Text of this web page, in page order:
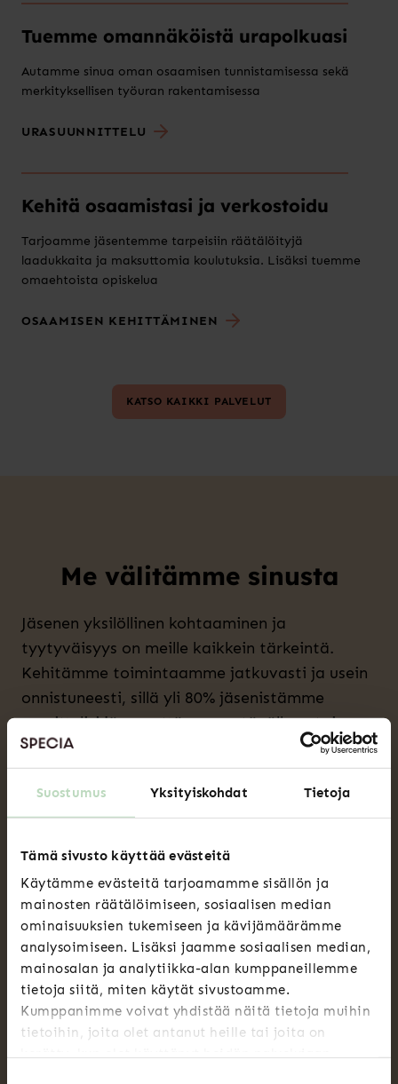
Suostumus Yksityiskohdat Tietoja
Tämä sivusto käyttää evästeitä
Käytämme evästeitä tarjoamamme sisällön ja
mainosten räätälöimiseen, sosiaalisen median
ominaisuuksien tukemiseen ja kävijämäärämme
analysoimiseen. Lisäksi jaamme sosiaalisen median,
mainosalan ja analytiikka-alan kumppaneillemme
tietoja siitä, miten käytät sivustoamme.
Kumppanimme voivat yhdistää näitä tietoja muihin
tietoihin, joita olet antanut heille tai joita on
kerätty, kun olet käyttänyt heidän palvelujaan.
Tuemme omannäköistä urapolkuasi
Autamme sinua oman osaamisen tunnistamisessa sekä
merkityksellisen työuran rakentamisessa
URASUUNNITTELU
Kehitä osaamistasi ja verkostoidu
Tarjoamme jäsentemme tarpeisiin räätälöityjä
laadukkaita ja maksuttomia koulutuksia. Lisäksi tuemme
omaehtoista opiskelua
OSAAMISEN KEHITTÄMINEN
KATSO KAIKKI PALVELUT
Me välitämme sinusta
Jäsenen yksilöllinen kohtaaminen ja
tyytyväisyys on meille kaikkein tärkeintä.
Kehitämme toimintaamme jatkuvasti ja usein
onnistuneesti, sillä yli 80% jäsenistämme
suosittelisi jäsenyyttämme ystävälleen tai
kollegalleen.
”Minulla on tunne, että Speciassa ymmärretään
juuri minun työtäni.”
“Teillä on aivan ihania ja avuliaita ihmisiä! Koko
toimintanne on sellainen raikas tuulahdus
järjestökentällä höystettynä osaavilla ja ystävällisillä
ihmisillä. Kiitos!”
“Luotettava, hyvät koulutuspalvelut, hyvät
lakimiespalvelut”
LIITY JÄSENEKSI